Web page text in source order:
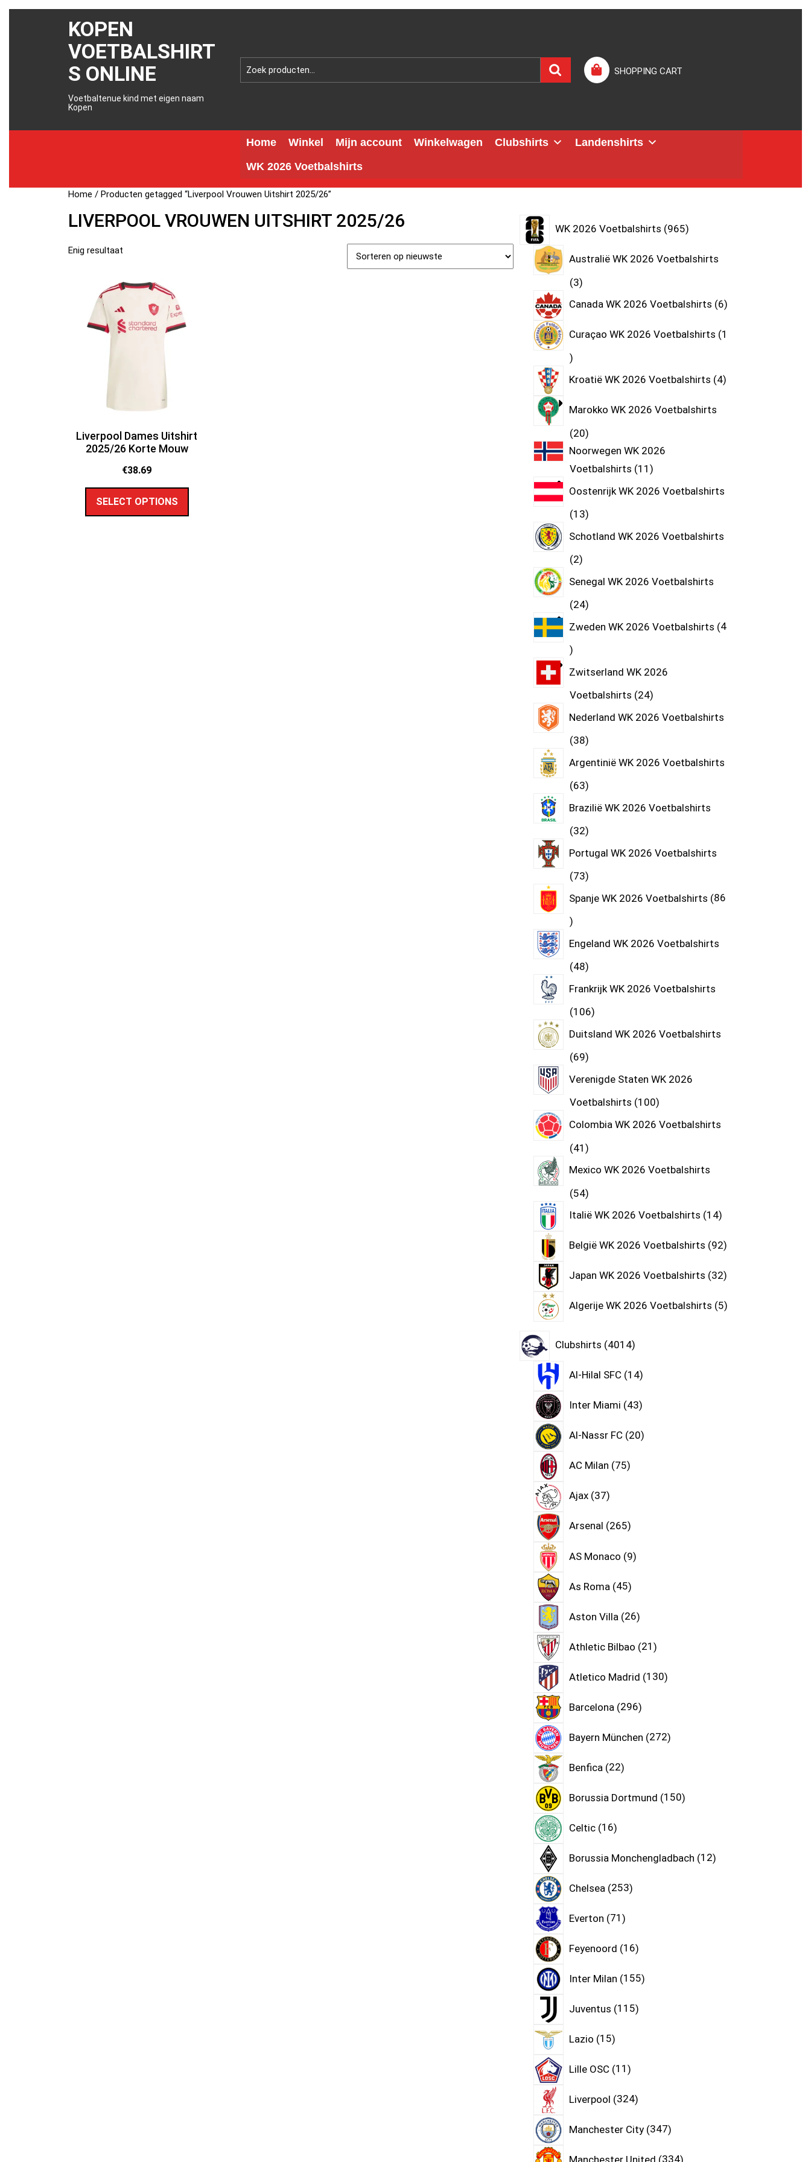
KOPEN
VOETBALSHIRT
S ONLINE
Voetbaltenue kind met eigen naam
Kopen
SHOPPING CART
Home Winkel Mijn account Winkelwagen Clubshirts
Landenshirts
WK 2026 Voetbalshirts
Home / Producten getagged “Liverpool Vrouwen Uitshirt 2025/26”
LIVERPOOL VROUWEN UITSHIRT 2025/26
Enig resultaat
Liverpool Dames Uitshirt
2025/26 Korte Mouw
€38.69
SELECT OPTIONS
WK 2026 Voetbalshirts 965
Australië WK 2026 Voetbalshirts
3
Canada WK 2026 Voetbalshirts 6
Curaçao WK 2026 Voetbalshirts 1
Kroatië WK 2026 Voetbalshirts 4
Marokko WK 2026 Voetbalshirts
20
Noorwegen WK 2026
Voetbalshirts 11
Oostenrijk WK 2026 Voetbalshirts
13
Schotland WK 2026 Voetbalshirts
2
Senegal WK 2026 Voetbalshirts
24
Zweden WK 2026 Voetbalshirts 4
Zwitserland WK 2026
Voetbalshirts 24
Nederland WK 2026 Voetbalshirts
38
Argentinië WK 2026 Voetbalshirts
63
Brazilië WK 2026 Voetbalshirts
32
Portugal WK 2026 Voetbalshirts
73
Spanje WK 2026 Voetbalshirts 86
Engeland WK 2026 Voetbalshirts
48
Frankrijk WK 2026 Voetbalshirts
106
Duitsland WK 2026 Voetbalshirts
69
Verenigde Staten WK 2026
Voetbalshirts 100
Colombia WK 2026 Voetbalshirts
41
Mexico WK 2026 Voetbalshirts
54
Italië WK 2026 Voetbalshirts 14
België WK 2026 Voetbalshirts 92
Japan WK 2026 Voetbalshirts 32
Algerije WK 2026 Voetbalshirts 5
Clubshirts 4014
Al-Hilal SFC 14
Inter Miami 43
Al-Nassr FC 20
AC Milan 75
Ajax 37
Arsenal 265
AS Monaco 9
As Roma 45
Aston Villa 26
Athletic Bilbao 21
Atletico Madrid 130
Barcelona 296
Bayern München 272
Benfica 22
Borussia Dortmund 150
Celtic 16
Borussia Monchengladbach 12
Chelsea 253
Everton 71
Feyenoord 16
Inter Milan 155
Juventus 115
Lazio 15
Lille OSC 11
Liverpool 324
Manchester City 347
Manchester United 334